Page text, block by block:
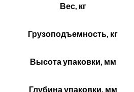
Вес, кг
Грузоподъемность, кг
Высота упаковки, мм
Глубина упаковки, мм